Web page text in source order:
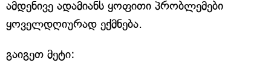
ამდენივე ადამიანს ყოფითი პრობლემები
ყოველდღიურად ექმნება.
გაიგეთ მეტი: